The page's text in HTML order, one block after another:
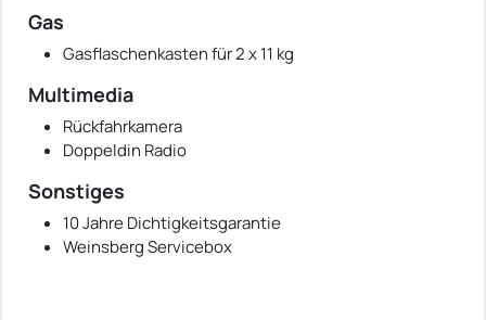
Gas
Gasflaschenkasten für 2 x 11 kg
Multimedia
Rückfahrkamera
Doppeldin Radio
Sonstiges
10 Jahre Dichtigkeitsgarantie
Weinsberg Servicebox